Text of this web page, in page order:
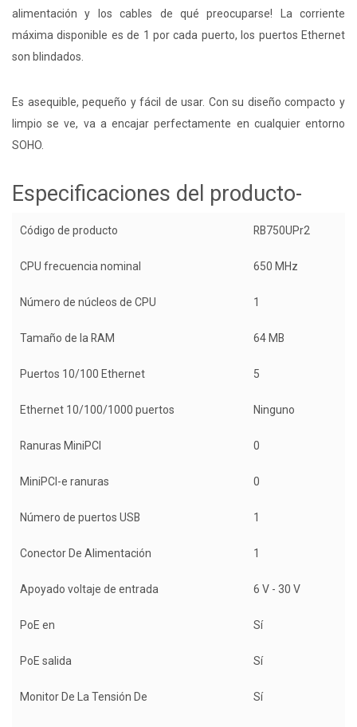
alimentación y los cables de qué preocuparse! La corriente
máxima disponible es de 1 por cada puerto, los puertos Ethernet
son blindados.
Es asequible, pequeño y fácil de usar. Con su diseño compacto y
limpio se ve, va a encajar perfectamente en cualquier entorno
SOHO.
Especificaciones del producto-
Código de producto RB750UPr2
CPU frecuencia nominal 650 MHz
Número de núcleos de CPU 1
Tamaño de la RAM 64 MB
Puertos 10/100 Ethernet 5
Ethernet 10/100/1000 puertos Ninguno
Ranuras MiniPCI 0
MiniPCI-e ranuras 0
Número de puertos USB 1
Conector De Alimentación 1
Apoyado voltaje de entrada 6 V - 30 V
PoE en Sí
PoE salida Sí
Monitor De La Tensión De Sí